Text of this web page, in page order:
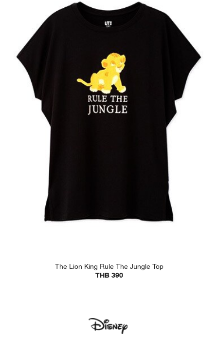
The Lion King Rule The Jungle Top
THB 390